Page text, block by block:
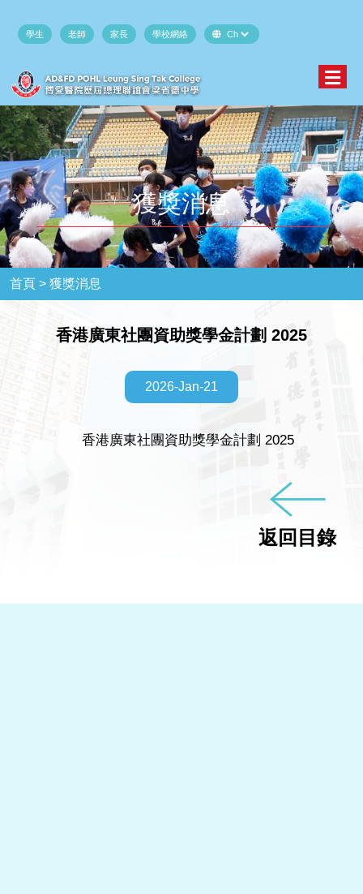
學生 老師 家長 學校網絡
獲獎消息
首頁 >獲獎消息
香港廣東社團資助獎學金計劃 2025
2026-Jan-21
香港廣東社團資助獎學金計劃 2025
返回目錄